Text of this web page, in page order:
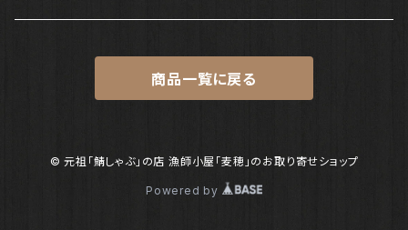
季節限定商品
商品一覧に戻る
© 元祖「鯖しゃぶ」の店 漁師小屋「麦穂」のお取り寄せショップ
Powered by